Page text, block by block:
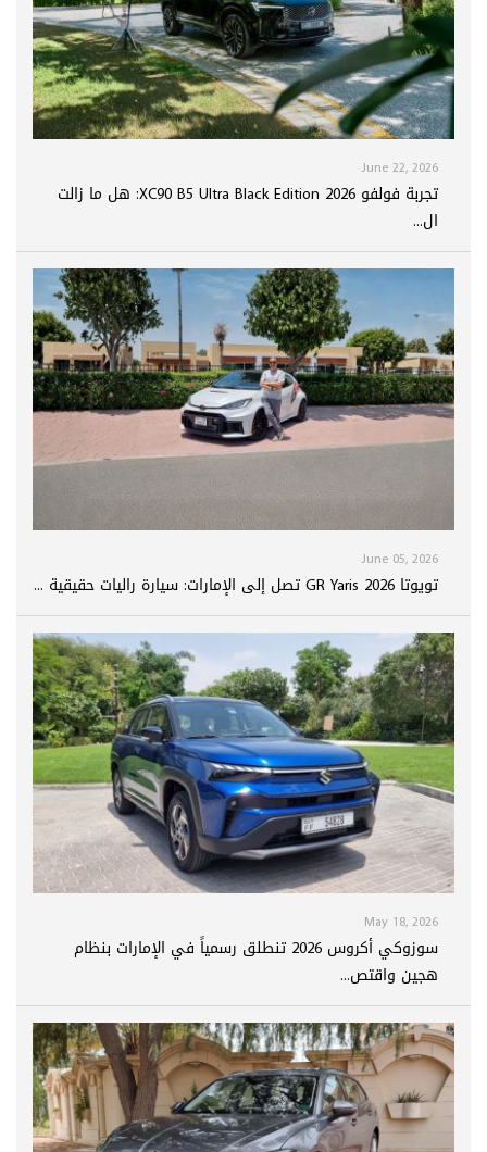
June 22, 2026
تجربة فولفو XC90 B5 Ultra Black Edition 2026: هل ما زالت
ال...
June 05, 2026
تويوتا GR Yaris 2026 تصل إلى الإمارات: سيارة راليات حقيقية ...
May 18, 2026
سوزوكي أكروس 2026 تنطلق رسمياً في الإمارات بنظام
هجين واقتص...